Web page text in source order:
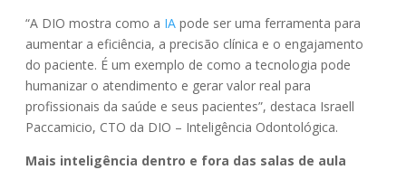
“A DIO mostra como a IA pode ser uma ferramenta para
aumentar a eficiência, a precisão clínica e o engajamento
do paciente. É um exemplo de como a tecnologia pode
humanizar o atendimento e gerar valor real para
profissionais da saúde e seus pacientes”, destaca Israell
Paccamicio, CTO da DIO – Inteligência Odontológica.
Mais inteligência dentro e fora das salas de aula